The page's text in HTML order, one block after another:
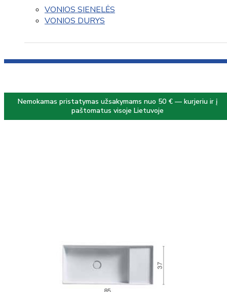
VONIOS SIENELĖS
VONIOS DURYS
Nemokamas pristatymas užsakymams nuo 50 € — kurjeriu ir į
paštomatus visoje Lietuvoje